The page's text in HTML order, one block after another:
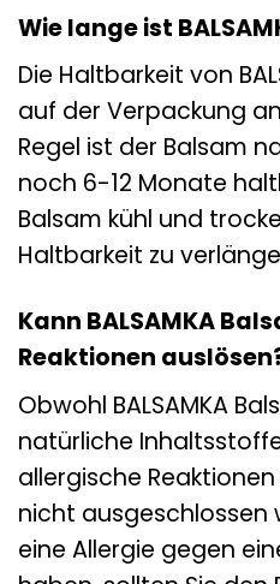
Wie lange ist
Die Haltbarkeit von
auf der Verpackung
Regel ist der Balsam
noch 6-12 Monate
Balsam kühl und
Haltbarkeit zu
Kann BALSAMKA
Reaktionen
Obwohl BALSAMKA
natürliche
allergische
nicht ausgeschlossen
eine Allergie gegen